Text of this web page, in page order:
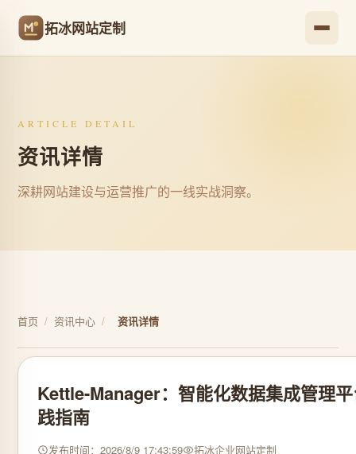
拓冰网站定制
ARTICLE DETAIL
资讯详情
深耕网站建设与运营推广的一线实战洞察。
首页 / 资讯中心 / 资讯详情
Kettle-Manager：智能化数据集成管理
践指南
发布时间：2026/8/9 17:43:59 拓冰企业网站定制